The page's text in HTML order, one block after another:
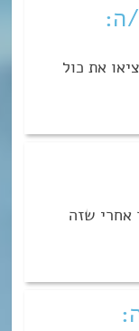
את כול
העונה 2 ישר אחרי שזה